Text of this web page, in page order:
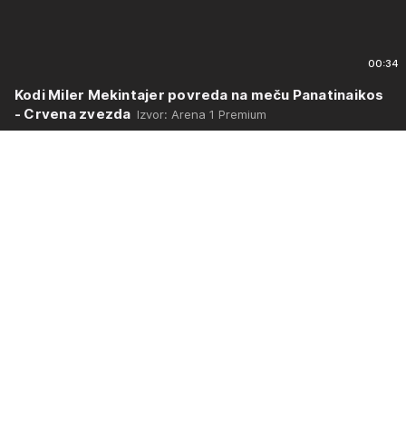
00:34
Kodi Miler Mekintajer povreda na meču Panatinaikos
- Crvena zvezda Izvor: Arena 1 Premium